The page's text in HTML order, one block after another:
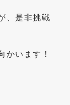
、是非挑戦
かいます！